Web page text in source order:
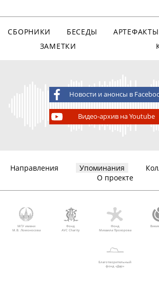
СБОРНИКИ БЕСЕДЫ АРТЕФАКТЫ
ЗАМЕТКИ
Новости и анонсы в
Видео-архив на Youtube
Направления Упоминания
О проекте
МГУ имени
М.В. Ломоносова
Фонд
AVC Charity
Фонд
Михаила Прохорова
Благотворительный
фонд «Дар»